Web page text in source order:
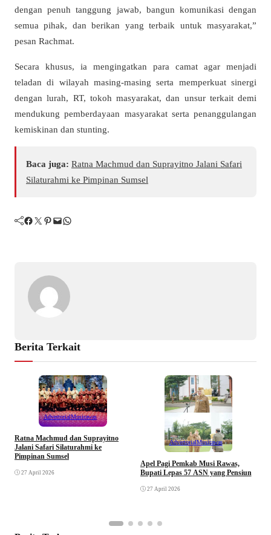
dengan penuh tanggung jawab, bangun komunikasi dengan
semua pihak, dan berikan yang terbaik untuk masyarakat,”
pesan Rachmat.
Secara khusus, ia mengingatkan para camat agar menjadi
teladan di wilayah masing-masing serta memperkuat sinergi
dengan lurah, RT, tokoh masyarakat, dan unsur terkait demi
mendukung pemberdayaan masyarakat serta penanggulangan
kemiskinan dan stunting.
Baca juga: Ratna Machmud dan Suprayitno Jalani Safari
Silaturahmi ke Pimpinan Sumsel
Facebook Twitter Pinterest Mail WhatsApp
Berita Terkait
AdvertorialMusirawas
Ratna Machmud dan Suprayitno
Jalani Safari Silaturahmi ke
Pimpinan Sumsel
27 April 2026
AdvertorialMusirawas
Apel Pagi Pemkab Musi Rawas,
Bupati Lepas 57 ASN yang Pensiun
27 April 2026